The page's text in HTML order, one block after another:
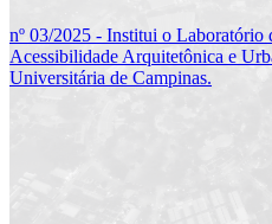
nº 03/2025 - Institui o Laboratório
Acessibilidade Arquitetônica e
Universitária de Campinas.